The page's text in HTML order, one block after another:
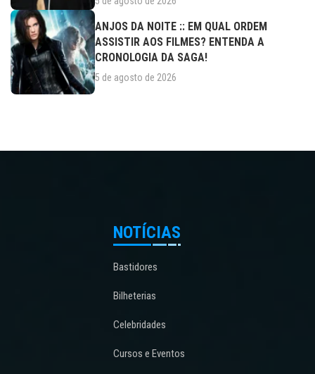
ANJOS DA NOITE :: EM QUAL ORDEM
ASSISTIR AOS FILMES? ENTENDA A
CRONOLOGIA DA SAGA!
5 de agosto de 2026
NOTÍCIAS
Bastidores
Bilheterias
Celebridades
Cursos e Eventos